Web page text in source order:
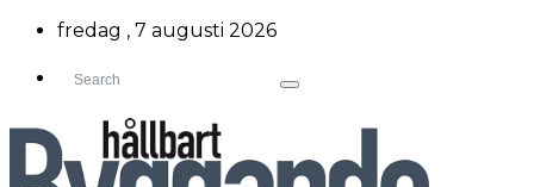
fredag , 7 augusti 2026